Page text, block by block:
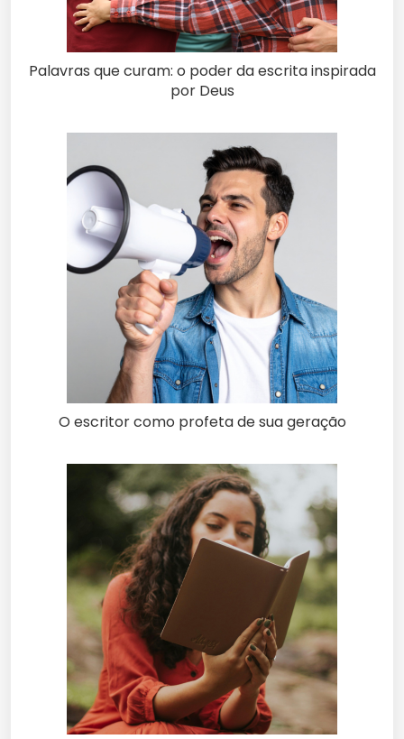
Palavras que curam: o poder da escrita inspirada
por Deus
O escritor como profeta de sua geração